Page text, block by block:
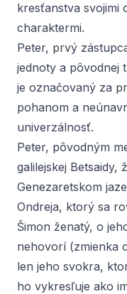
kresťanstva svojimi
charaktermi.
Peter, prvý
jednoty a pôvodnej
je označovaný za
pohanom a
univerzálnosť.
Peter, pôvodným
galilejskej Betsaidy,
Genezaretskom
Ondreja, ktorý sa
Šimon ženatý, o
nehovorí (zmienka
len jeho svokra,
ho vykresľuje ako